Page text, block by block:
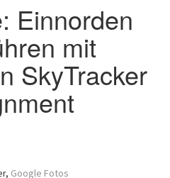
a
v
Einnorden
mit
SkyTracker
Google Fotos